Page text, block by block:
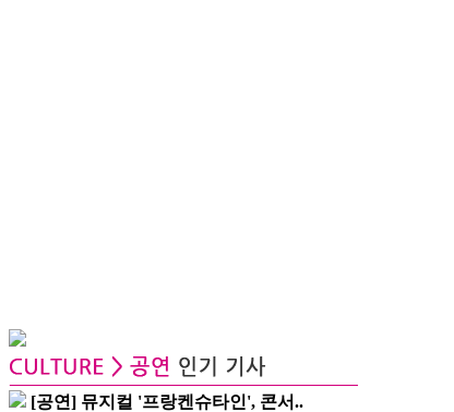
[공연] 뮤지컬 '프랑켄슈타인', 콘서..